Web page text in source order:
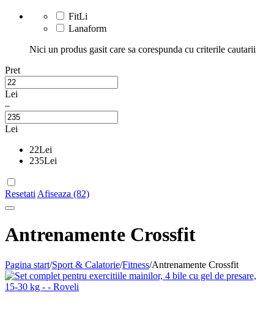
FitLi
Lanaform
Nici un produs gasit care sa corespunda cu criterile cautarii
Pret
Lei
–
Lei
22Lei
235Lei
Resetati Afiseaza (82)
Antrenamente Crossfit
Pagina start/Sport & Calatorie/Fitness/Antrenamente Crossfit